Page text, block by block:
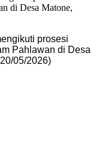
prosesi
Pahlawan di Desa
05/2026)